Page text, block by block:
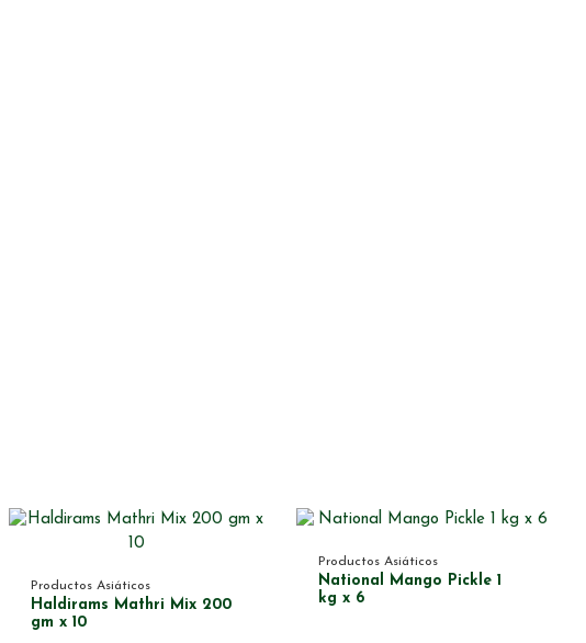
Productos Asiáticos
Haldirams Mathri Mix 200
gm x 10
Productos Asiáticos
National Mango Pickle 1
kg x 6